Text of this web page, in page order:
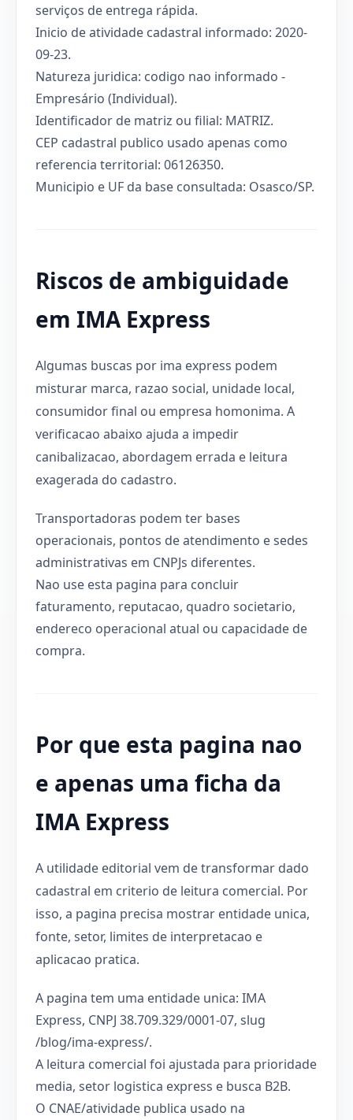
serviços de entrega rápida.
Inicio de atividade cadastral informado: 2020-
09-23.
Natureza juridica: codigo nao informado -
Empresário (Individual).
Identificador de matriz ou filial: MATRIZ.
CEP cadastral publico usado apenas como
referencia territorial: 06126350.
Municipio e UF da base consultada: Osasco/SP.
Riscos de ambiguidade
em IMA Express
Algumas buscas por ima express podem
misturar marca, razao social, unidade local,
consumidor final ou empresa homonima. A
verificacao abaixo ajuda a impedir
canibalizacao, abordagem errada e leitura
exagerada do cadastro.
Transportadoras podem ter bases
operacionais, pontos de atendimento e sedes
administrativas em CNPJs diferentes.
Nao use esta pagina para concluir
faturamento, reputacao, quadro societario,
endereco operacional atual ou capacidade de
compra.
Por que esta pagina nao
e apenas uma ficha da
IMA Express
A utilidade editorial vem de transformar dado
cadastral em criterio de leitura comercial. Por
isso, a pagina precisa mostrar entidade unica,
fonte, setor, limites de interpretacao e
aplicacao pratica.
A pagina tem uma entidade unica: IMA
Express, CNPJ 38.709.329/0001-07, slug
/blog/ima-express/.
A leitura comercial foi ajustada para prioridade
media, setor logistica express e busca B2B.
O CNAE/atividade publica usado na